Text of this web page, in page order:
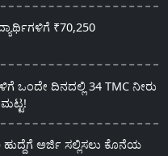
₹70,250
ಒಂದೇ ದಿನದಲ್ಲಿ 34 TMC ನೀರು
ಅರ್ಜಿ ಸಲ್ಲಿಸಲು ಕೊನೆಯ